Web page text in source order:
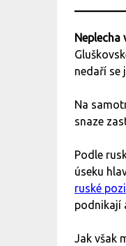
Neplecha
nedaří se
Na
snaze
Podle
úseku
ruské
podnikají
Jak však